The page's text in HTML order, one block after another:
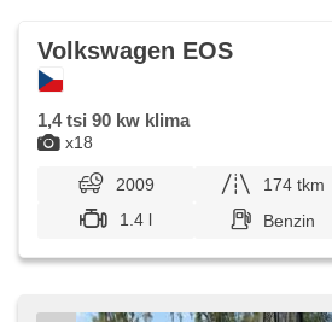
x18
Volkswagen EOS
1,4 tsi 90 kw klima
2009 174 tkm
1.4 l
Benzin